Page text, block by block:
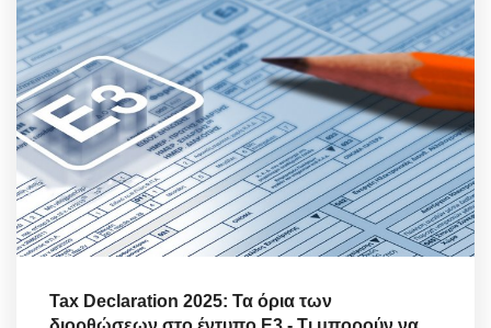
Tax Declaration 2025: Τα όρια των